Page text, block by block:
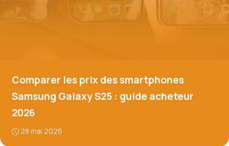
Comparer les prix des smartphones
Samsung Galaxy S25 : guide acheteur
2026
28 mai 2026